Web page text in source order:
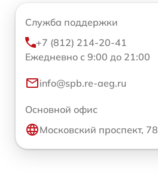
Служба поддержки
+7 (812) 214-20-41
Ежедневно с 9:00 до 21:00
info@spb.re-aeg.ru
Основной офис
Московский проспект, 78